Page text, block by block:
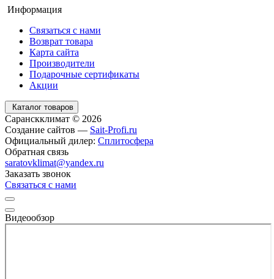
Информация
Связаться с нами
Возврат товара
Карта сайта
Производители
Подарочные сертификаты
Акции
Каталог товаров
Саранскклимат © 2026
Создание сайтов — Sait-Profi.ru
Официальный дилер: Сплитосфера
Обратная связь
saratovklimat@yandex.ru
Заказать звонок
Связаться с нами
Видеообзор